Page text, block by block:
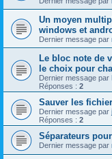
Un moyen
windows et
Dernier message par
Le bloc note de
le choix pour
Dernier message par
Réponses : 2
Sauver les
Dernier message par
Réponses : 2
Séparateurs
Dernier message par